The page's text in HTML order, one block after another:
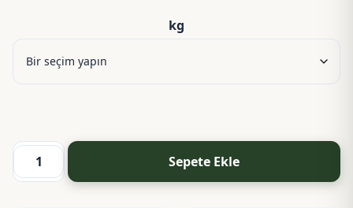
-
590,00 ₺
kg
Coco
Sepete Ekle